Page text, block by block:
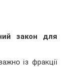
закон для
із фракції